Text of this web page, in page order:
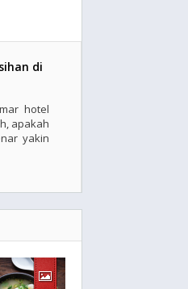
di
hotel
apakah
yakin